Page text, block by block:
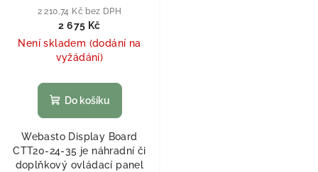
2 210,74 Kč bez DPH
2 675 Kč
Není skladem (dodání na
vyžádání)
Do košíku
Webasto Display Board
CTT20-24-35 je náhradní či
doplňkový ovládací panel